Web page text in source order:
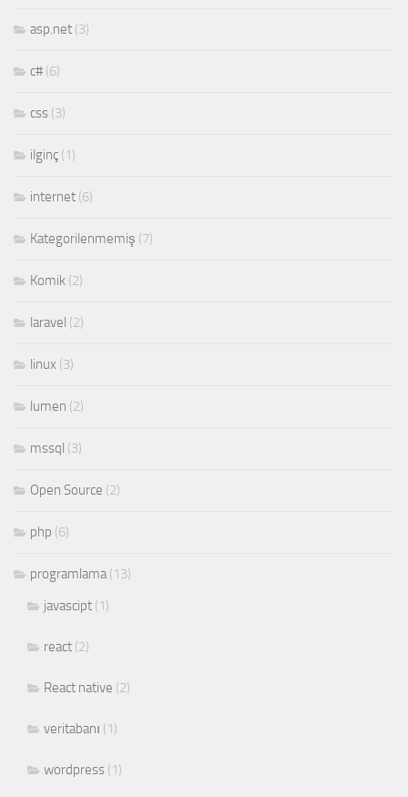
asp.net (3)
c# (6)
css (3)
ilginç (1)
internet (6)
Kategorilenmemiş (7)
Komik (2)
laravel (2)
linux (3)
lumen (2)
mssql (3)
Open Source (2)
php (6)
programlama(13)
javascipt (1)
react (2)
React native (2)
veritabanı (1)
wordpress (1)